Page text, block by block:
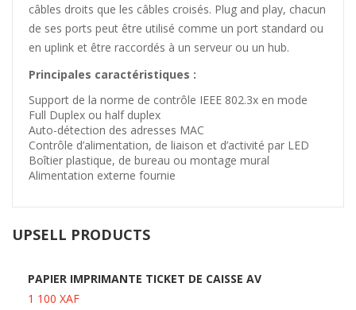
câbles droits que les câbles croisés. Plug and play, chacun
de ses ports peut être utilisé comme un port standard ou
en uplink et être raccordés à un serveur ou un hub.
Principales caractéristiques :
Support de la norme de contrôle IEEE 802.3x en mode
Full Duplex ou half duplex
Auto-détection des adresses MAC
Contrôle d’alimentation, de liaison et d’activité par LED
Boîtier plastique, de bureau ou montage mural
Alimentation externe fournie
UPSELL PRODUCTS
PAPIER IMPRIMANTE TICKET DE CAISSE AV
1 100 XAF